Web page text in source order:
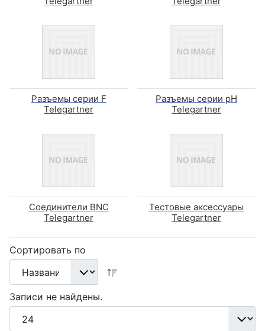
Разъемы серии F
Telegartner
Разъемы серии pH
Telegartner
Соединители BNC
Telegartner
Тестовые аксессуары
Telegartner
Сортировать по
Записи не найдены.